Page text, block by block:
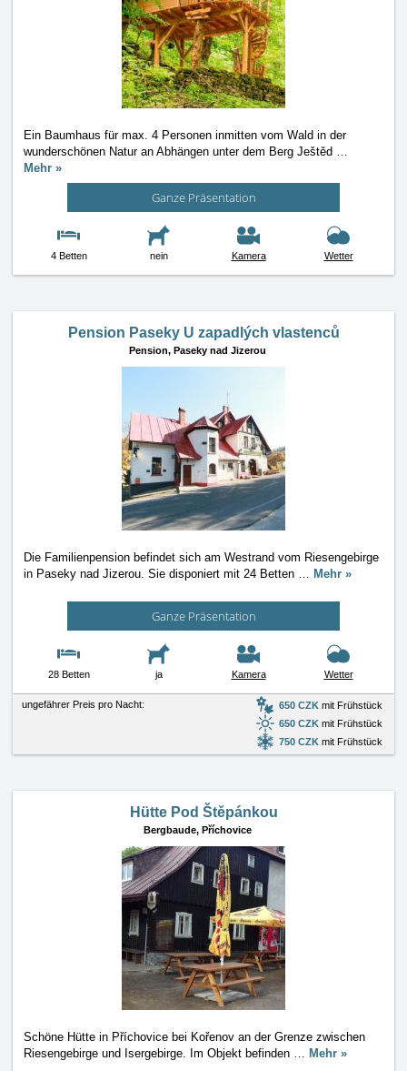
Ein Baumhaus für max. 4 Personen inmitten vom Wald in der
wunderschönen Natur an Abhängen unter dem Berg Ještěd …
Mehr »
Ganze Präsentation
4 Betten nein Kamera Wetter
Pension Paseky U zapadlých vlastenců
Pension, Paseky nad Jizerou
Die Familienpension befindet sich am Westrand vom Riesengebirge
in Paseky nad Jizerou. Sie disponiert mit 24 Betten … Mehr »
Ganze Präsentation
28 Betten ja Kamera Wetter
ungefährer Preis pro Nacht: 650 CZK mit Frühstück
650 CZK mit Frühstück
750 CZK mit Frühstück
Hütte Pod Štěpánkou
Bergbaude, Příchovice
Schöne Hütte in Příchovice bei Kořenov an der Grenze zwischen
Riesengebirge und Isergebirge. Im Objekt befinden … Mehr »